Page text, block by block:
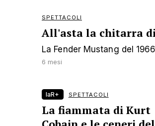
SPETTACOLI
All'asta la chitarra
La Fender Mustang del
6 mesi
laR+ SPETTACOLI
La fiammata di Kurt